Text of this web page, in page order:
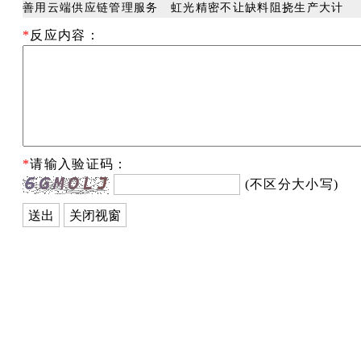
善用云端供应链管理服务 虹光精密不让缺料阻挠生产大计
* 反应内容：
*请输入验证码：
(不区分大小写)